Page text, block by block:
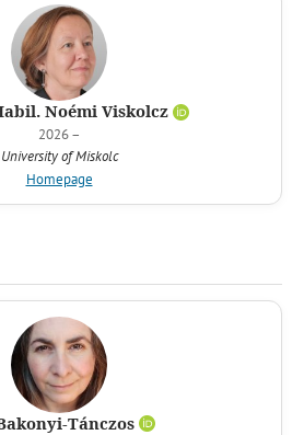
Noémi Viskolcz
2026 –
University of Miskolc
Homepage
Tánczos